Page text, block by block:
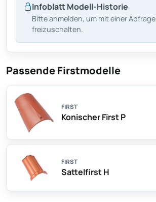
Infoblatt Modell-Historie
Bitte anmelden, um mit einer Abfrage
freizuschalten.
Passende Firstmodelle
FIRST
Konischer First P
FIRST
Sattelfirst H